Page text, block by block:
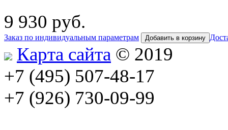
9 930 руб.
Заказ по индивидуальным параметрам Добавить в корзину
Карта сайта © 2019
+7 (495) 507-48-17
+7 (926) 730-09-99